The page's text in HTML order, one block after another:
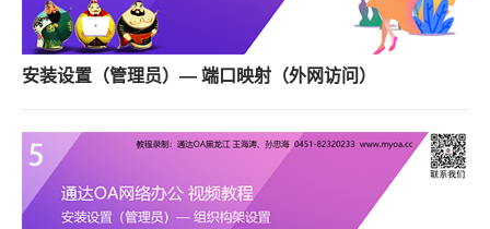
安装设置（管理员）— 端口映射（外网访问）